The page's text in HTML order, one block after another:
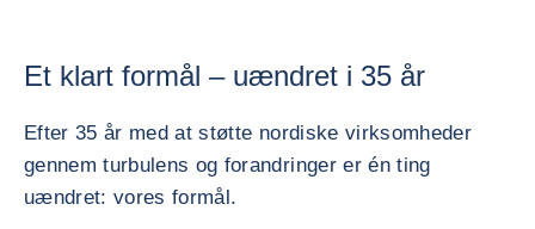
Et klart formål – uændret i 35 år
Efter 35 år med at støtte nordiske virksomheder
gennem turbulens og forandringer er én ting
uændret: vores formål.